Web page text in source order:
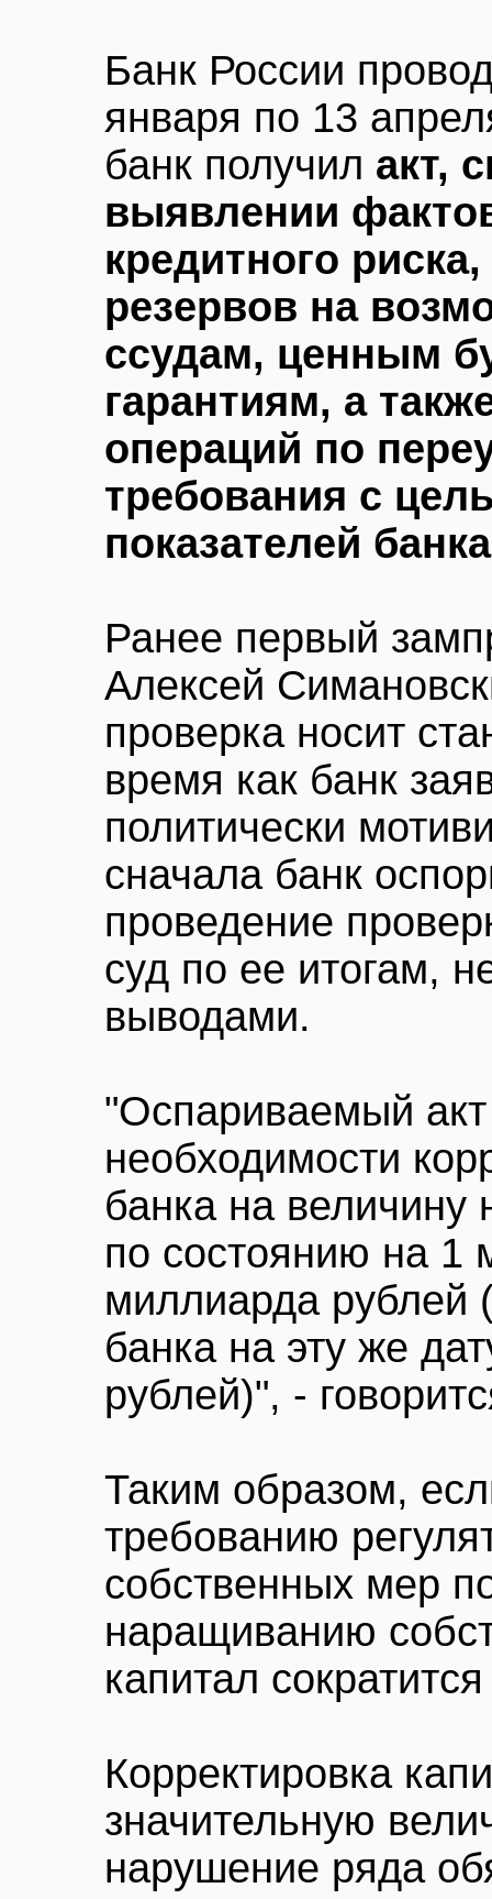
Банк России
января по 13
банк получил акт,
выявлении
кредитного
резервов на
ссудам, ценным
гарантиям, а
операций по
требования с
показателей банка
Ранее первый
Алексей
проверка носит
время как банк
политически
сначала банк
проведение
суд по ее итогам,
выводами.
"Оспариваемый
необходимости
банка на величину
по состоянию на 1
миллиарда рублей
банка на эту же
рублей)", -
Таким образом,
требованию
собственных мер
наращиванию
капитал
Корректировка
значительную
нарушение ряда